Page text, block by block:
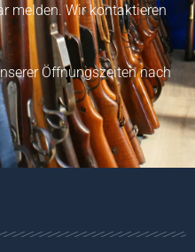
melden.Wir kontaktieren
Öffnungszeiten nach